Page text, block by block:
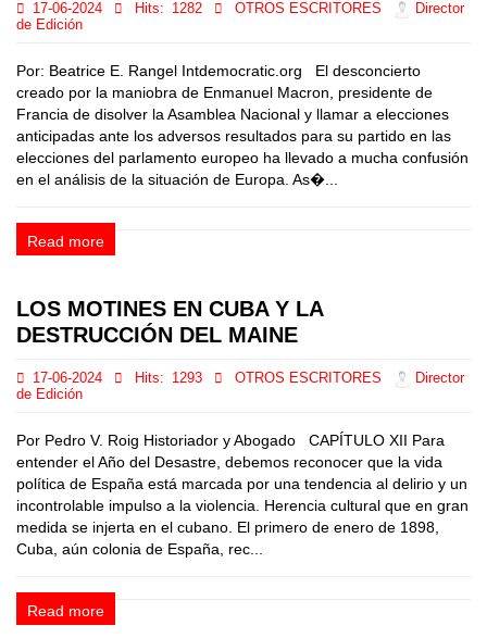
17-06-2024 Hits: 1282 OTROS ESCRITORES
Director
de Edición
Por: Beatrice E. Rangel Intdemocratic.org El desconcierto
creado por la maniobra de Enmanuel Macron, presidente de
Francia de disolver la Asamblea Nacional y llamar a elecciones
anticipadas ante los adversos resultados para su partido en las
elecciones del parlamento europeo ha llevado a mucha confusión
en el análisis de la situación de Europa. As�...
Read more
LOS MOTINES EN CUBA Y LA
DESTRUCCIÓN DEL MAINE
17-06-2024 Hits: 1293 OTROS ESCRITORES
Director
de Edición
Por Pedro V. Roig Historiador y Abogado CAPÍTULO XII Para
entender el Año del Desastre, debemos reconocer que la vida
política de España está marcada por una tendencia al delirio y un
incontrolable impulso a la violencia. Herencia cultural que en gran
medida se injerta en el cubano. El primero de enero de 1898,
Cuba, aún colonia de España, rec...
Read more